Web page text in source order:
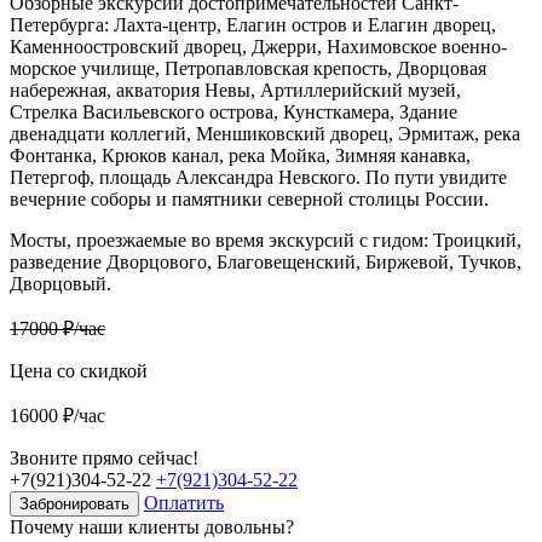
Петербурга: Лахта-центр, Елагин остров и Елагин дворец,
Каменноостровский дворец, Джерри, Нахимовское военно-
морское училище, Петропавловская крепость, Дворцовая
набережная, акватория Невы, Артиллерийский музей,
Стрелка Васильевского острова, Кунсткамера, Здание
двенадцати коллегий, Меншиковский дворец, Эрмитаж, река
Фонтанка, Крюков канал, река Мойка, Зимняя канавка,
Петергоф, площадь Александра Невского. По пути увидите
вечерние соборы и памятники северной столицы России.
Мосты, проезжаемые во время экскурсий с гидом: Троицкий,
разведение Дворцового, Благовещенский, Биржевой, Тучков,
Дворцовый.
17000 ₽/час
Цена со скидкой
16000 ₽/час
Звоните прямо сейчас!
+7(921)304-52-22 +7(921)304-52-22
Забронировать
Оплатить
Почему наши клиенты довольны?